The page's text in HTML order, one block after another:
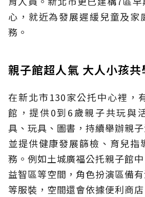
心，就近為發展遲緩兒童及家
務。
親子館超人氣 大人小孩共
在新北市130家公托中心裡，
館，提供0到6歲親子共玩與
具、玩具、圖書，持續舉辦親
並提供健康發展篩檢、育兒指
務。例如土城廣福公托親子館
益智區等空間，角色扮演區備
等服裝，空間還會依據便利商